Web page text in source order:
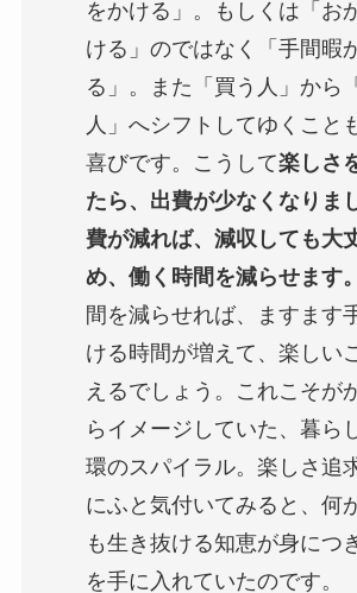
をかける」。もしくは「お
ける」のではなく「手間暇
る」。また「買う人」から
人」へシフトしてゆくこと
喜びです。こうして楽しさ
たら、出費が少なくなりま
費が減れば、減収しても大
め、働く時間を減らせます。
間を減らせれば、ますます
ける時間が増えて、楽しい
えるでしょう。これこそが
らイメージしていた、暮ら
環のスパイラル。楽しさ追
にふと気付いてみると、何
も生き抜ける知恵が身につ
を手に入れていたのです。